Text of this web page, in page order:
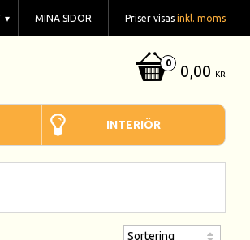
0,00 KR
Priser visas inkl. moms
MINA SIDOR
INTERIÖR